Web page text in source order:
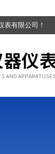
表有限公司！